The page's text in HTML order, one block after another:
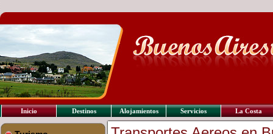
Inicio Destinos Alojamientos Servicios La Costa